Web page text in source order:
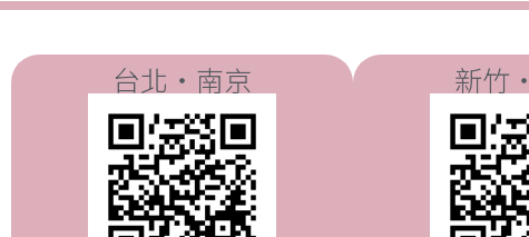
台北・南京 新竹